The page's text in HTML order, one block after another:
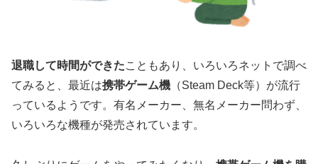
退職して時間ができたこともあり、いろいろネットで調べ
てみると、最近は携帯ゲーム機 （Steam Deck等）が流行
っているようです。有名メーカー、無名メーカー問わず、
いろいろな機種が発売されています。